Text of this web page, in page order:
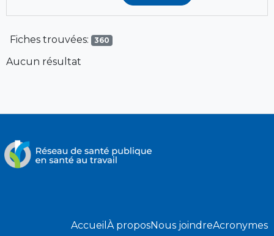
Fiches trouvées: 360
Aucun résultat
Accueil À proposNous joindreAcronymes